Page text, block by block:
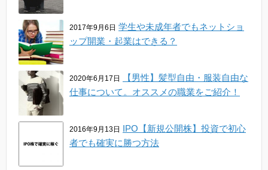
2017年9月6日 学生や未成年者でもネットショ
ップ開業・起業はできる？
2020年6月17日
【男性】髪型自由・服装自由な
仕事について。オススメの職業をご紹介！
2016年9月13日 IPO【新規公開株】投資で初心
者でも確実に勝つ方法